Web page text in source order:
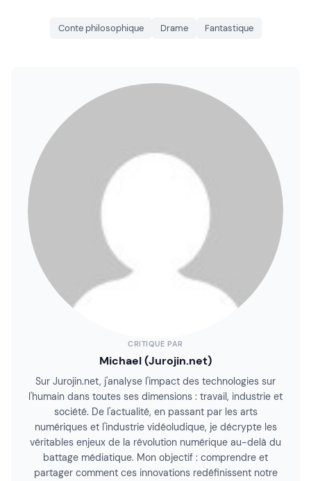
Conte philosophique Drame Fantastique
CRITIQUE PAR
Michael (Jurojin.net)
Sur Jurojin.net, j'analyse l'impact des technologies sur
l'humain dans toutes ses dimensions : travail, industrie et
société. De l'actualité, en passant par les arts
numériques et l'industrie vidéoludique, je décrypte les
véritables enjeux de la révolution numérique au-delà du
battage médiatique. Mon objectif : comprendre et
partager comment ces innovations redéfinissent notre